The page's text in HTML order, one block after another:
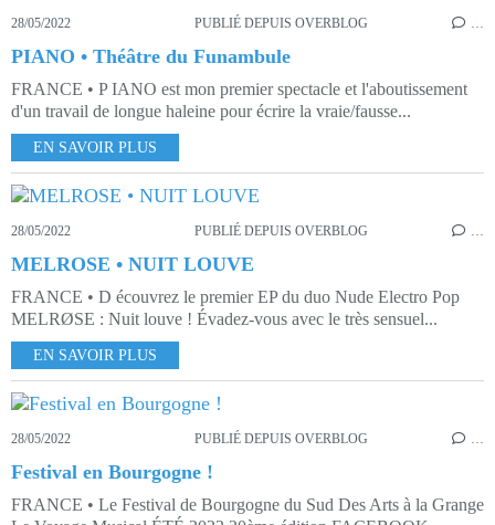
28/05/2022 PUBLIÉ DEPUIS OVERBLOG
PIANO • Théâtre du Funambule
FRANCE • P IANO est mon premier spectacle et l'aboutissement
d'un travail de longue haleine pour écrire la vraie/fausse...
EN SAVOIR PLUS
28/05/2022 PUBLIÉ DEPUIS OVERBLOG …
MELROSE • NUIT LOUVE
FRANCE • D écouvrez le premier EP du duo Nude Electro Pop
MELRØSE : Nuit louve ! Évadez-vous avec le très sensuel...
EN SAVOIR PLUS
28/05/2022 PUBLIÉ DEPUIS OVERBLOG …
Festival en Bourgogne !
FRANCE • Le Festival de Bourgogne du Sud Des Arts à la Grange